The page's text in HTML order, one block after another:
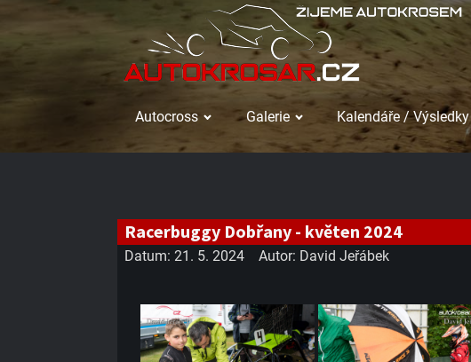
Autocross Galerie Kalendáře / Výsledky
Racerbuggy Dobřany - květen 2024
Datum: 21. 5. 2024 Autor: David Jeřábek